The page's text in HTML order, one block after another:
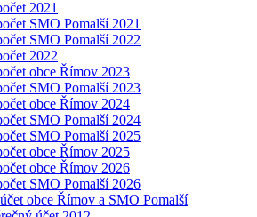
2021
SMO Pomalší 2021
SMO Pomalší 2022
2022
obce Římov 2023
SMO Pomalší 2023
obce Římov 2024
SMO Pomalší 2024
SMO Pomalší 2025
obce Římov 2025
obce Římov 2026
SMO Pomalší 2026
obce Římov a SMO Pomalší